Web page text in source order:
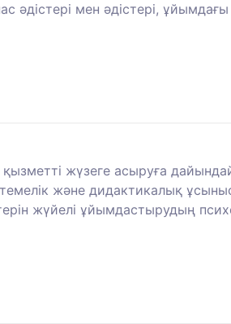
әдістері мен әдістері,
жүзеге асыруға
және дидактикалық
жүйелі ұйымдастырудың